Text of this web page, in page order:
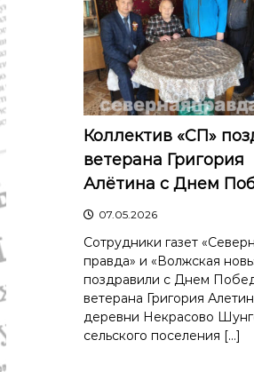
Коллектив «СП»
ветерана Григория
Алётина с Днем
07.05.2026
Сотрудники газет
правда» и «Волжская
поздравили с Днем
ветерана Григория
деревни Некрасово
сельского поселения […]